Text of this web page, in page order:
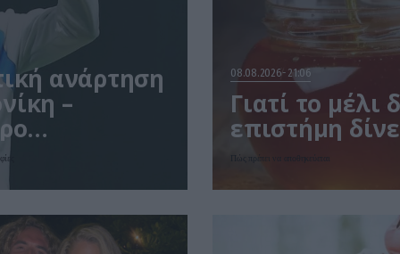
ανάρτηση
–
08.08.2026 21:06
Γιατί το
επιστήμη
Πώς πρέπει να αποθηκεύεται